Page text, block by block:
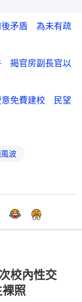
後矛盾 為未有疏
揭官房副長官以
意免費建校 民望
波
校內性交
照